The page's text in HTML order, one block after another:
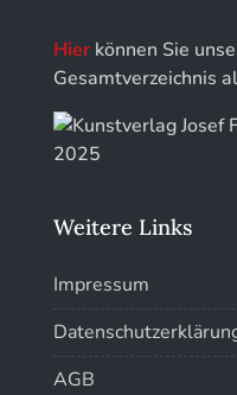
Hierkönnen Sie
Gesamtverzeichnis
Weitere Links
Impressum
AGB